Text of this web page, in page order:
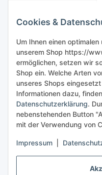
Cookies &
Um Ihnen einen
unserem Shop https://
ermöglichen, setzen wir
Shop ein. Welche Arten
unseres Shops
Informationen dazu,
Datenschutzerklärung.
nebenstehenden Button
mit der Verwendung von
Impressum
Sicher bestellen